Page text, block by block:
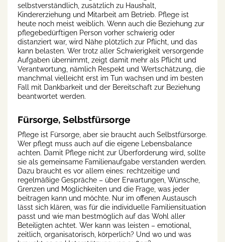
selbstverständlich, zusätzlich zu Haushalt,
Kindererziehung und Mitarbeit am Betrieb. Pflege ist
heute noch meist weiblich. Wenn auch die Beziehung zur
pflegebedürftigen Person vorher schwierig oder
distanziert war, wird Nähe plötzlich zur Pflicht, und das
kann belasten. Wer trotz aller Schwierigkeit versorgende
Aufgaben übernimmt, zeigt damit mehr als Pflicht und
Verantwortung, nämlich Respekt und Wertschätzung, die
manchmal vielleicht erst im Tun wachsen und im besten
Fall mit Dankbarkeit und der Bereitschaft zur Beziehung
beantwortet werden.
Fürsorge, Selbstfürsorge
Pflege ist Fürsorge, aber sie braucht auch Selbstfürsorge.
Wer pflegt muss auch auf die eigene Lebensbalance
achten. Damit Pflege nicht zur Überforderung wird, sollte
sie als gemeinsame Familienaufgabe verstanden werden.
Dazu braucht es vor allem eines: rechtzeitige und
regelmäßige Gespräche – über Erwartungen, Wünsche,
Grenzen und Möglichkeiten und die Frage, was jeder
beitragen kann und möchte. Nur im offenen Austausch
lässt sich klären, was für die individuelle Familiensituation
passt und wie man bestmöglich auf das Wohl aller
Beteiligten achtet. Wer kann was leisten – emotional,
zeitlich, organisatorisch, körperlich? Und wo und was